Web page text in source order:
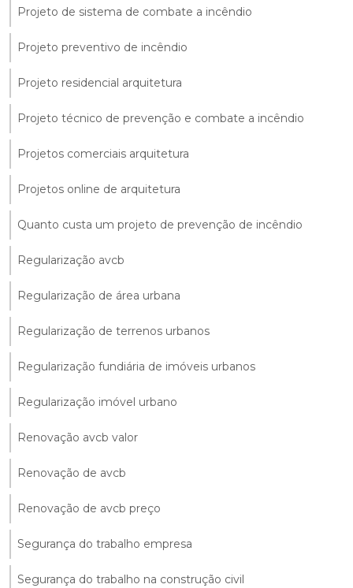
Projeto de sistema de combate a incêndio
Projeto preventivo de incêndio
Projeto residencial arquitetura
Projeto técnico de prevenção e combate a incêndio
Projetos comerciais arquitetura
Projetos online de arquitetura
Quanto custa um projeto de prevenção de incêndio
Regularização avcb
Regularização de área urbana
Regularização de terrenos urbanos
Regularização fundiária de imóveis urbanos
Regularização imóvel urbano
Renovação avcb valor
Renovação de avcb
Renovação de avcb preço
Segurança do trabalho empresa
Segurança do trabalho na construção civil